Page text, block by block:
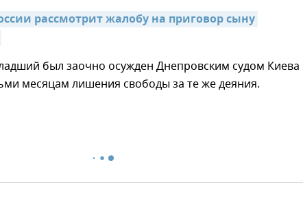
рассмотрит жалобу на приговор сыну
был заочно осужден Днепровским судом Киева
месяцам лишения свободы за те же деяния.